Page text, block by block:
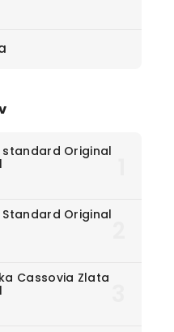
standard Original
Standard Original
Cassovia Zlata